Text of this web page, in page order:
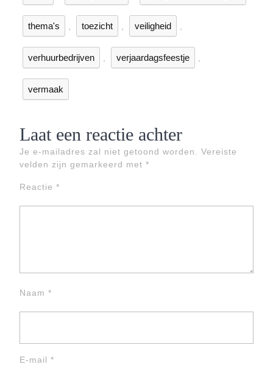
thema's toezicht veiligheid
verhuurbedrijven verjaardagsfeestje
vermaak
Laat een reactie achter
Je e-mailadres zal niet getoond worden.
Vereiste
velden zijn gemarkeerd met *
Reactie *
Naam *
E-mail *